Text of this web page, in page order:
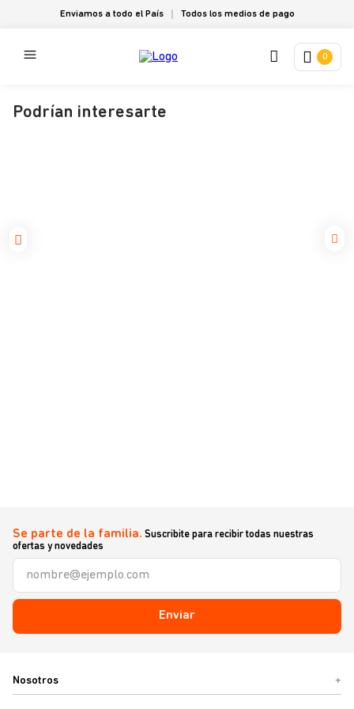
Enviamos a todo el País Todos los medios de pago
0
Podrían interesarte
Se parte de la familia. Suscribite para recibir todas nuestras
ofertas y novedades
Enviar
Nosotros +